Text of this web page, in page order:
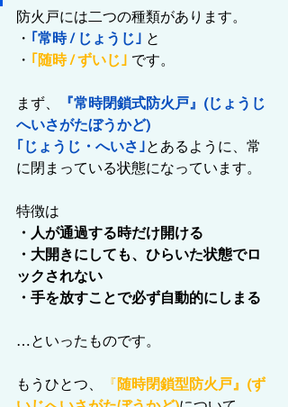
防火戸には二つの種類があります。
・ ｢常時 / じょうじ｣ と
・ ｢随時 / ずいじ｣ です。
まず、
『常時閉鎖式防火戸』(じょうじ
へいさがたぼうかど)
｢じょうじ・へいさ｣とあるように、常
に閉まっている状態になっています。
特徴は
・人が通過する時だけ開ける
・大開きにしても、ひらいた状態でロ
ックされない
・手を放すことで必ず自動的にしまる
…といったものです。
もうひとつ、 『随時閉鎖型防火戸』(ず